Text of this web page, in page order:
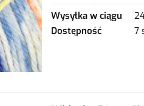
Wysyłka w ciągu
Dostępność
7